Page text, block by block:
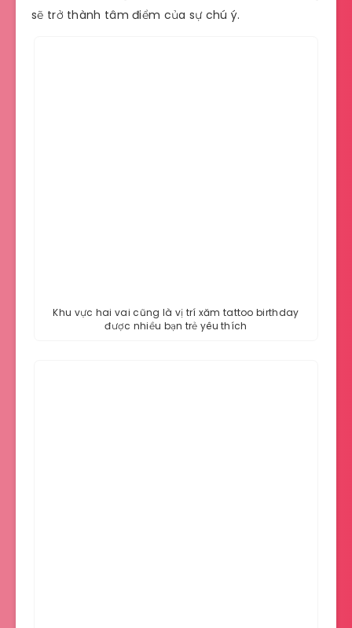
sẽ trở thành tâm điểm của sự chú ý.
Khu vực hai vai cũng là vị trí xăm tattoo birthday
được nhiều bạn trẻ yêu thích